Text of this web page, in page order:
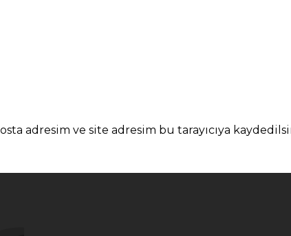
adresim ve site adresim bu tarayıcıya